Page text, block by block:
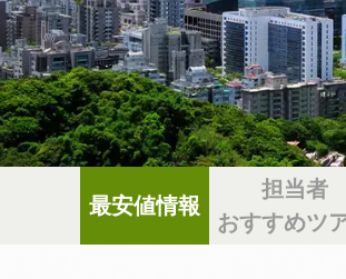
最安値情報
担当者
おすすめツ